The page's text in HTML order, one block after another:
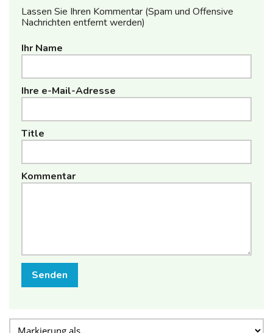
Lassen Sie Ihren Kommentar (Spam und Offensive
Nachrichten entfernt werden)
Ihr Name
Ihre e-Mail-Adresse
Title
Kommentar
Senden